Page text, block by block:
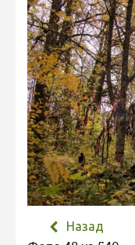
Видео 2025
Фотоконкурс
Не
Видео 2024
Фотоконкурс
Не
Видео 2023
Не учитываются
Назад